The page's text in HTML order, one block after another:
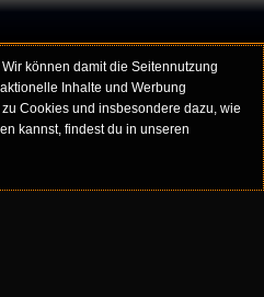
können damit die Seitennutzung
Inhalte und Werbung
Cookies und insbesondere dazu, wie
kannst, findest du in unseren